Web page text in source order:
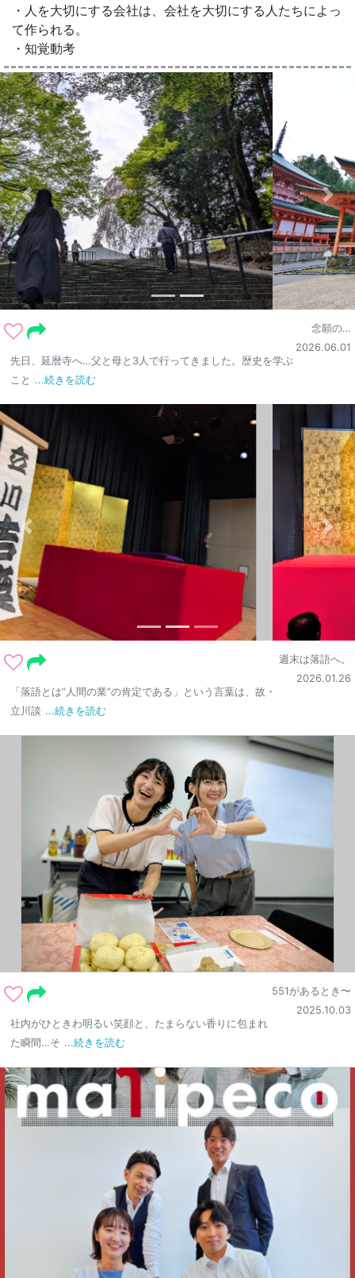
・人を大切にする会社は、会社を大切にする人たちによっ
て作られる。
・知覚動考
念願の…
2026.06.01
先日、延暦寺へ…父と母と3人で行ってきました。歴史を学ぶ
こと ...続きを読む
週末は落語へ。
2026.01.26
「落語とは”人間の業”の肯定である」という言葉は、故・
立川談 ...続きを読む
551があるとき〜
2025.10.03
社内がひときわ明るい笑顔と、たまらない香りに包まれ
た瞬間…そ ...続きを読む